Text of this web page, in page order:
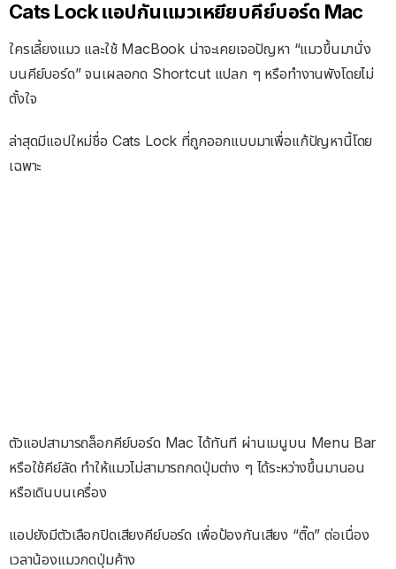
Cats Lock แอปกันแมวเหยียบคีย์บอร์ด Mac
ใครเลี้ยงแมว และใช้ MacBook น่าจะเคยเจอปัญหา “แมวขึ้นมานั่ง
บนคีย์บอร์ด” จนเผลอกด Shortcut แปลก ๆ หรือทำงานพังโดยไม่
ตั้งใจ
ล่าสุดมีแอปใหม่ชื่อ Cats Lock ที่ถูกออกแบบมาเพื่อแก้ปัญหานี้โดย
เฉพาะ
ตัวแอปสามารถล็อกคีย์บอร์ด Mac ได้ทันที ผ่านเมนูบน Menu Bar
หรือใช้คีย์ลัด ทำให้แมวไม่สามารถกดปุ่มต่าง ๆ ได้ระหว่างขึ้นมานอน
หรือเดินบนเครื่อง
แอปยังมีตัวเลือกปิดเสียงคีย์บอร์ด เพื่อป้องกันเสียง “ติ๊ด” ต่อเนื่อง
เวลาน้องแมวกดปุ่มค้าง